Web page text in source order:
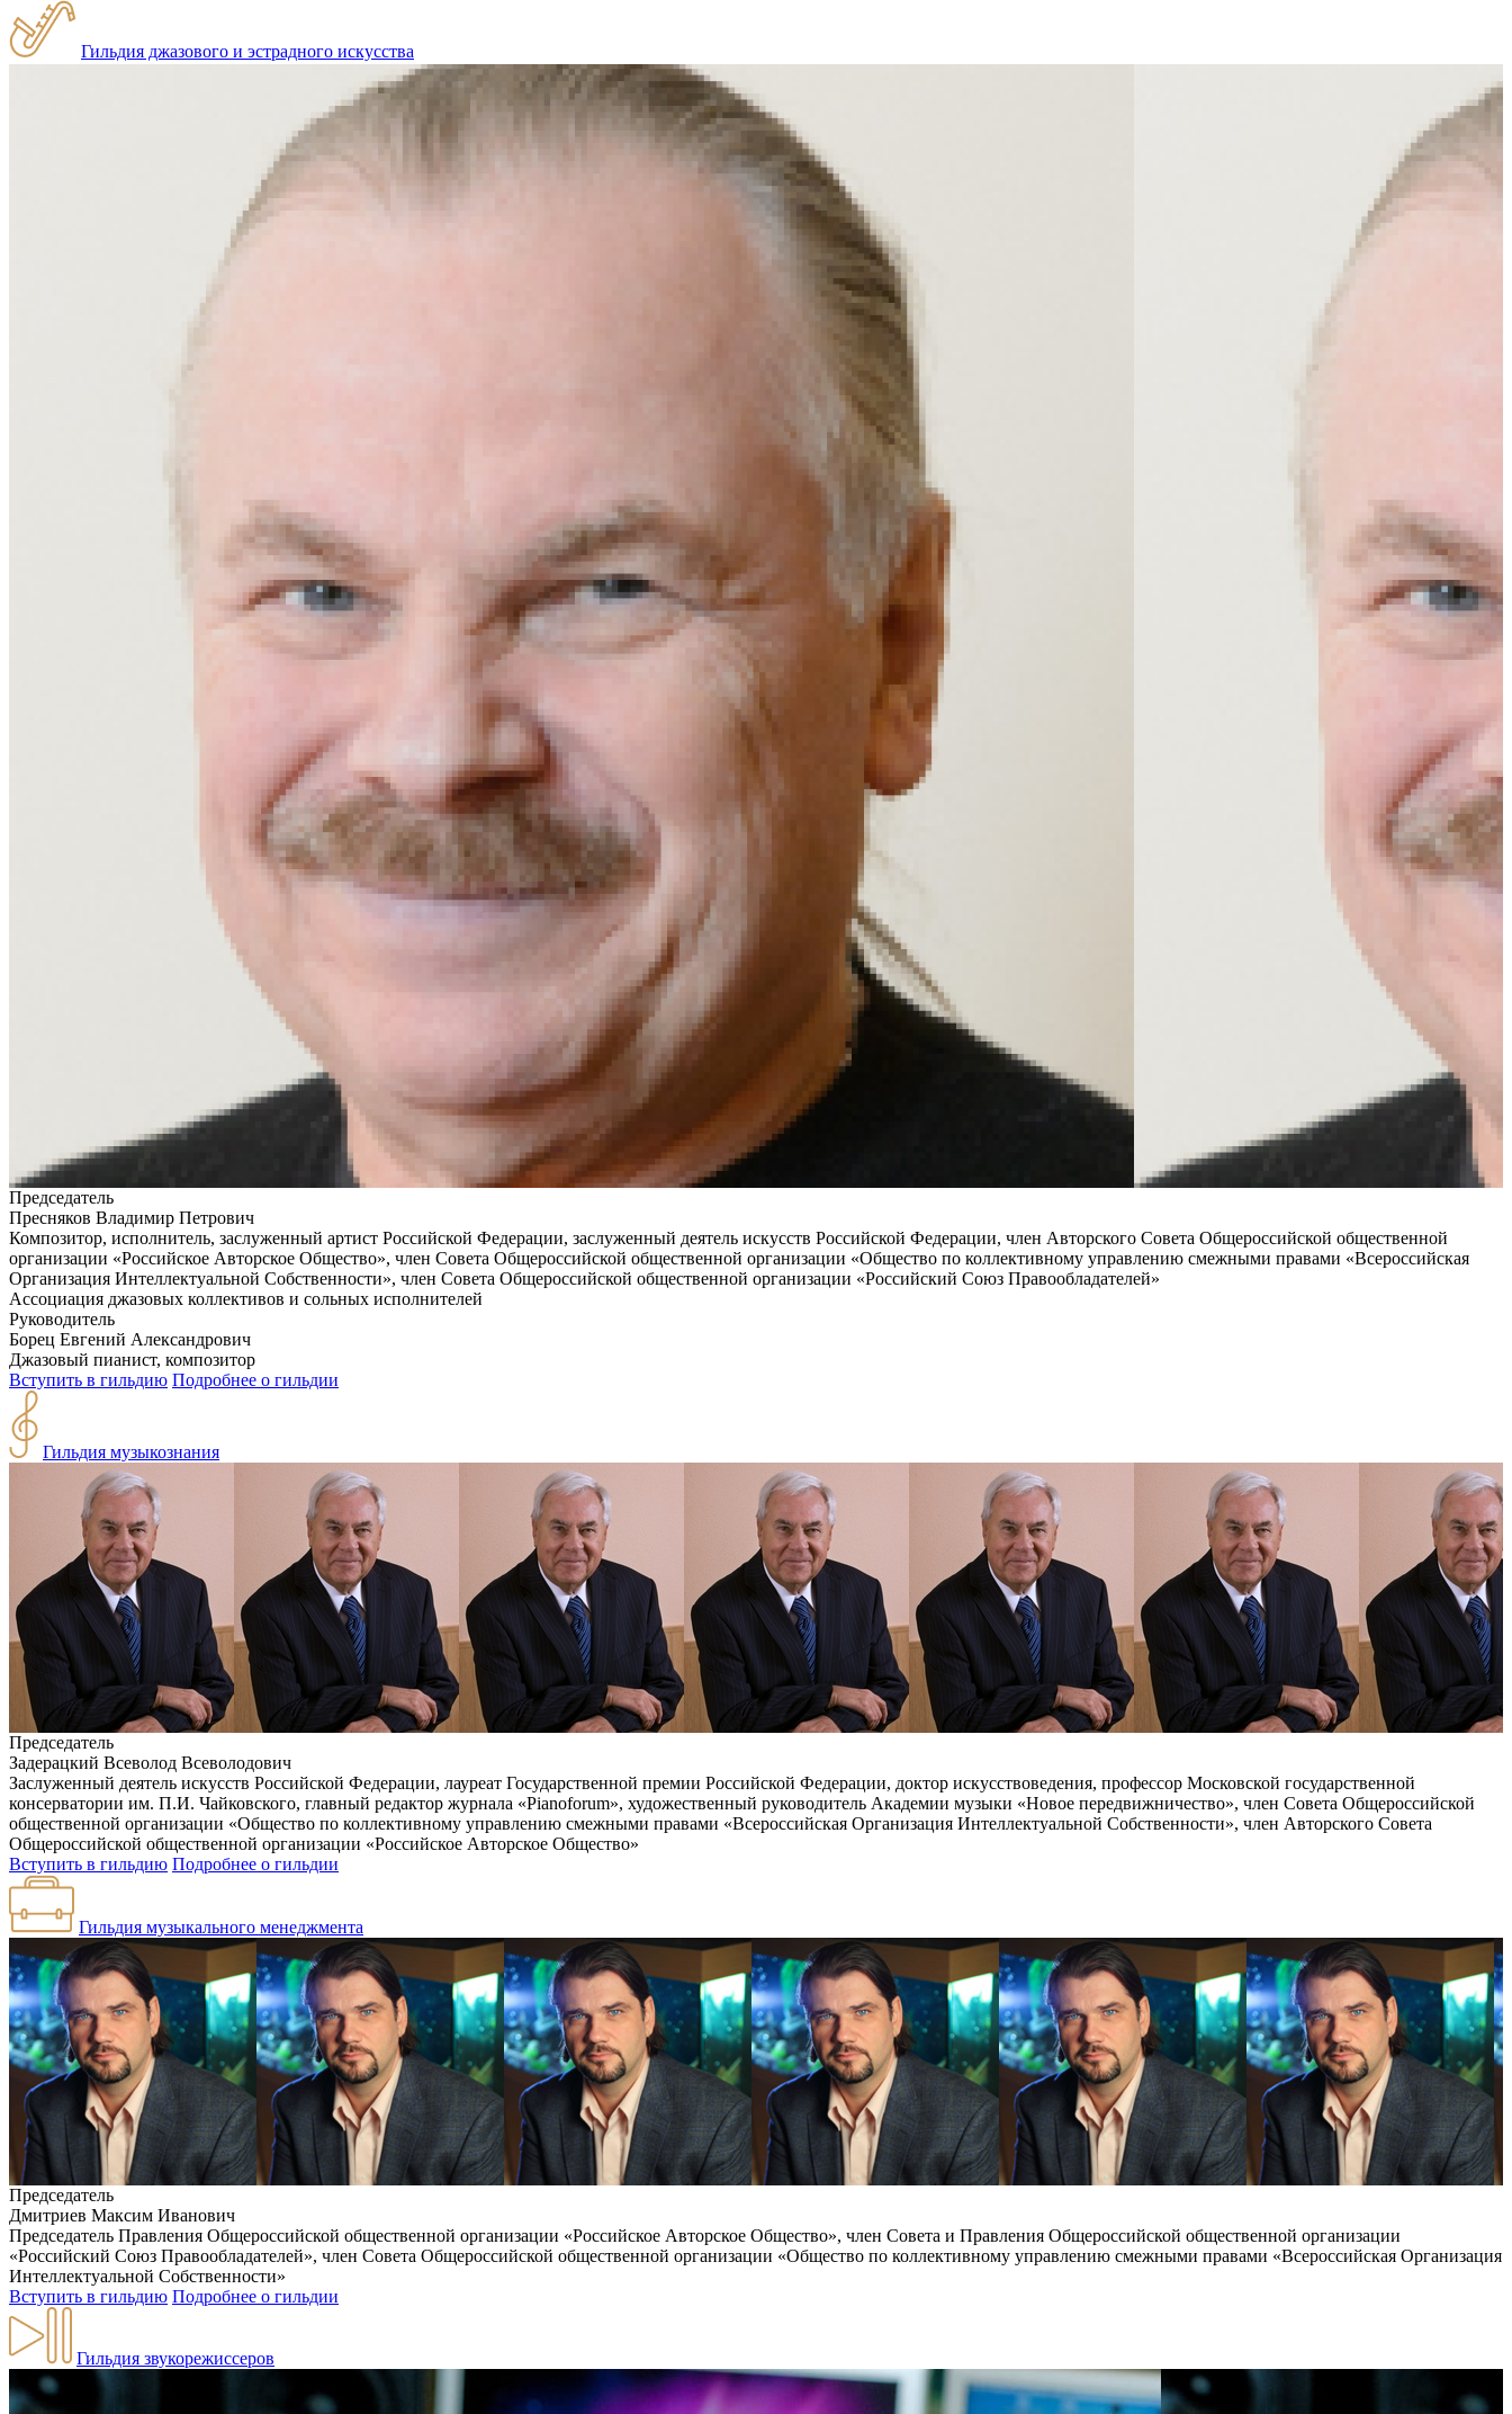
Гильдия джазового и эстрадного искусства
Председатель
Пресняков Владимир Петрович
Композитор, исполнитель, заслуженный артист Российской Федерации, заслуженный деятель искусств Российской Федерации, член Авторского Совета Общероссийской общественной
организации «Российское Авторское Общество», член Совета Общероссийской общественной организации «Общество по коллективному управлению смежными правами «Всероссийская
Организация Интеллектуальной Собственности», член Совета Общероссийской общественной организации «Российский Союз Правообладателей»
Ассоциация джазовых коллективов и сольных исполнителей
Руководитель
Борец Евгений Александрович
Джазовый пианист, композитор
Вступить в гильдию Подробнее о гильдии
Гильдия музыкознания
Председатель
Задерацкий Всеволод Всеволодович
Заслуженный деятель искусств Российской Федерации, лауреат Государственной премии Российской Федерации, доктор искусствоведения, профессор Московской государственной
консерватории им. П.И. Чайковского, главный редактор журнала «Pianoforum», художественный руководитель Академии музыки «Новое передвижничество», член Совета Общероссийской
общественной организации «Общество по коллективному управлению смежными правами «Всероссийская Организация Интеллектуальной Собственности», член Авторского Совета
Общероссийской общественной организации «Российское Авторское Общество»
Вступить в гильдию Подробнее о гильдии
Гильдия музыкального менеджмента
Председатель
Дмитриев Максим Иванович
Председатель Правления Общероссийской общественной организации «Российское Авторское Общество», член Совета и Правления Общероссийской общественной организации
«Российский Союз Правообладателей», член Совета Общероссийской общественной организации «Общество по коллективному управлению смежными правами «Всероссийская Организация
Интеллектуальной Собственности»
Вступить в гильдию Подробнее о гильдии
Гильдия звукорежиссеров